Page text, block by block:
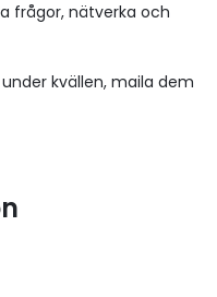
frågor, nätverka och
kvällen, maila dem